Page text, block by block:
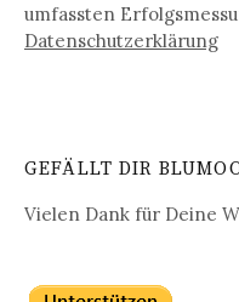
umfassten
Datenschutz­erklärung
GEFÄLLT DIR
Vielen Dank für Deine